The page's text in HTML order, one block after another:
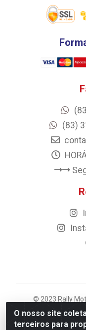
O nosso site
terceiros para
(83)
© 2023 Rally
Razão Social:
transportadora de